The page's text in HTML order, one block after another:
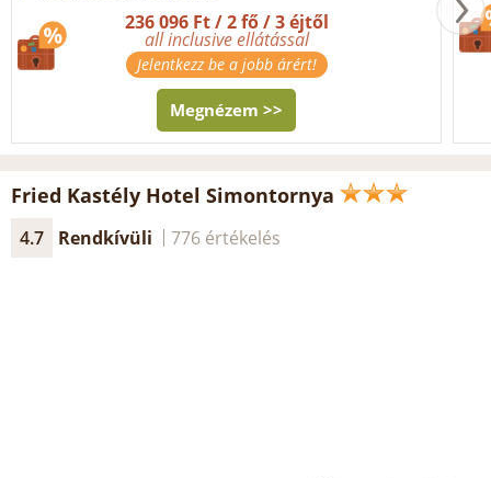
236 096 Ft / 2 fő / 3 éjtől
all inclusive ellátással
Jelentkezz be a jobb árért!
Megnézem >>
Fried Kastély Hotel Simontornya
4.7 Rendkívüli 776 értékelés